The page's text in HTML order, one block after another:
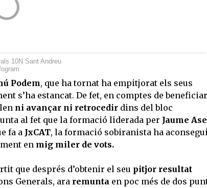
10N Sant Andreu
Podem, que ha tornat ha empitjorat els seus
s’ha estancat. De fet, en comptes de
ni avançar ni retrocedir dins del bloc
al fet que la formació liderada per Jaume
fa a JxCAT, la formació sobiranista ha
en mig miler de vots.
que després d’obtenir el seu pitjor resultat
Generals, ara remunta en poc més de dos